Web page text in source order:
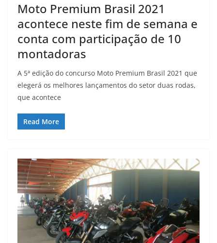
Moto Premium Brasil 2021
acontece neste fim de semana e
conta com participação de 10
montadoras
A 5ª edição do concurso Moto Premium Brasil 2021 que
elegerá os melhores lançamentos do setor duas rodas,
que acontece
Read More